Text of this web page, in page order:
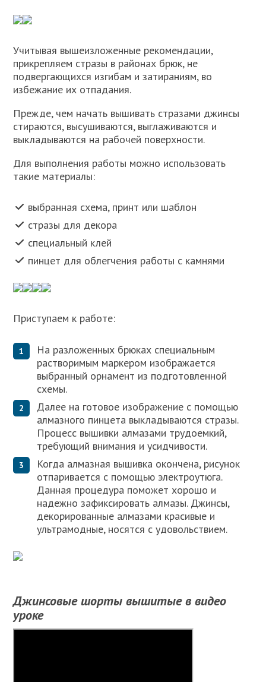
Учитывая вышеизложенные рекомендации,
прикрепляем стразы в районах брюк, не
подвергающихся изгибам и затираниям, во
избежание их отпадания.
Прежде, чем начать вышивать стразами джинсы
стираются, высушиваются, выглаживаются и
выкладываются на рабочей поверхности.
Для выполнения работы можно использовать
такие материалы:
выбранная схема, принт или шаблон
стразы для декора
специальный клей
пинцет для облегчения работы с камнями
Приступаем к работе:
На разложенных брюках специальным
растворимым маркером изображается
выбранный орнамент из подготовленной
схемы.
Далее на готовое изображение с помощью
алмазного пинцета выкладываются стразы.
Процесс вышивки алмазами трудоемкий,
требующий внимания и усидчивости.
Когда алмазная вышивка окончена, рисунок
отпаривается с помощью электроутюга.
Данная процедура поможет хорошо и
надежно зафиксировать алмазы. Джинсы,
декорированные алмазами красивые и
ультрамодные, носятся с удовольствием.
Джинсовые шорты вышитые в видео
уроке